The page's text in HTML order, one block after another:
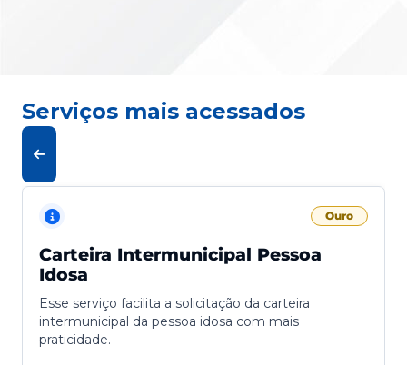
Serviços mais acessados
Ouro
Carteira Intermunicipal Pessoa
Idosa
Esse serviço facilita a solicitação da carteira
intermunicipal da pessoa idosa com mais
praticidade.